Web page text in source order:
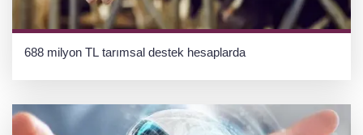
688 milyon TL tarımsal destek hesaplarda